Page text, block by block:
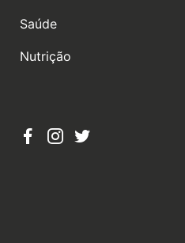
Saúde
Nutrição